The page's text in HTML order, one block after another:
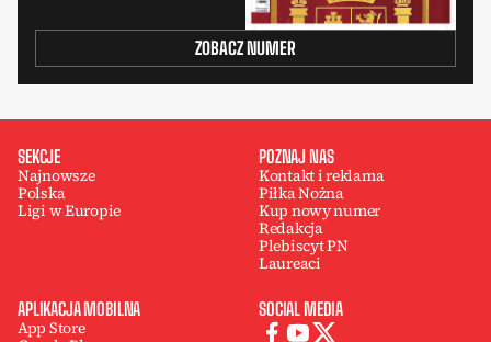
ZOBACZ NUMER
SEKCJE
Najnowsze
Polska
Ligi w Europie
POZNAJ NAS
Kontakt i reklama
Piłka Nożna
Kup nowy numer
Redakcja
Plebiscyt PN
Laureaci
APLIKACJA MOBILNA
App Store
SOCIAL MEDIA